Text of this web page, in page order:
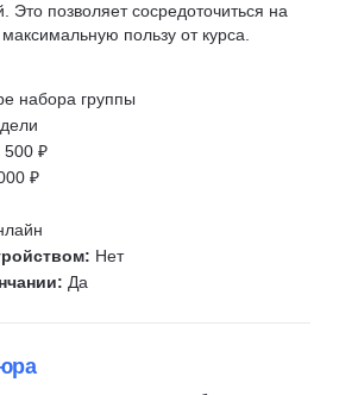
Это позволяет сосредоточиться на
пользу от курса.
набора группы
500 ₽
₽
Нет
Да